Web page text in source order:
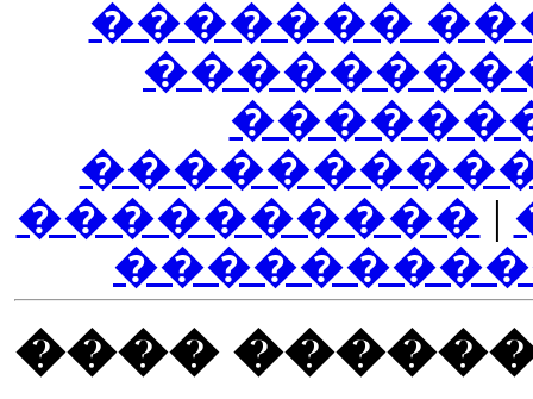
�������
���������� |
����